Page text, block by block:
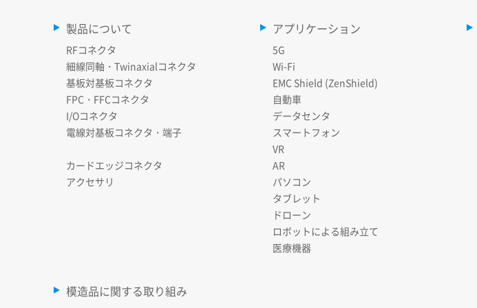
製品について
RFコネクタ
細線同軸・Twinaxialコネクタ
基板対基板コネクタ
FPC・FFCコネクタ
I/Oコネクタ
電線対基板コネクタ・端子
カードエッジコネクタ
アクセサリ
アプリケーション
5G
Wi-Fi
EMC Shield (ZenShield)
自動車
データセンタ
スマートフォン
VR
AR
パソコン
タブレット
ドローン
ロボットによる組み立て
医療機器
模造品に関する取り組み